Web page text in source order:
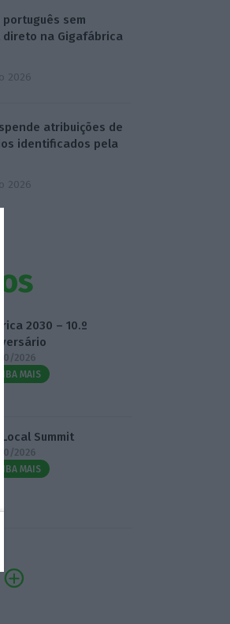
português sem
na Gigafábrica
2026
atribuições de
identificados pela
2026
2030 – 10.º
2026
MAIS
Local Summit
2026
MAIS